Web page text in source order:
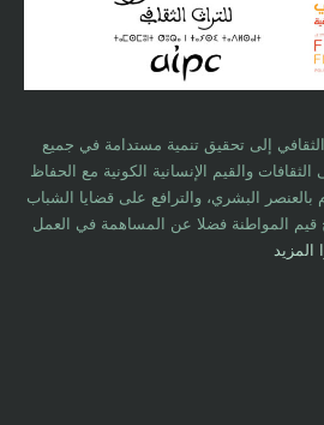
إلى تحقيق تنمية مستدامة في جميع
والقيم الإنسانية الكونية مع الحفاظ
بالعنصر البشري، والترافع على قضايا الشباب
قيم المواطنة فضلا عن المساهمة في العمل
المزيد